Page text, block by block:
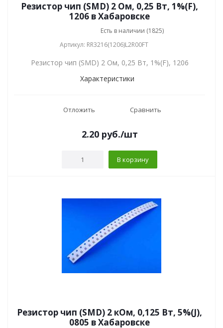
Резистор чип (SMD) 2 Ом, 0,25 Вт, 1%(F),
1206 в Хабаровске
Есть в наличии (1825)
Артикул: RR3216(1206)L2R00FT
Резистор чип (SMD) 2 Ом, 0,25 Вт, 1%(F), 1206
Характеристики
Отложить Сравнить
2.20 руб./шт
В корзину
Резистор чип (SMD) 2 кОм, 0,125 Вт, 5%(J),
0805 в Хабаровске